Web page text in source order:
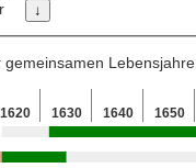
Lebensjahre
1620 1630 1640 1650